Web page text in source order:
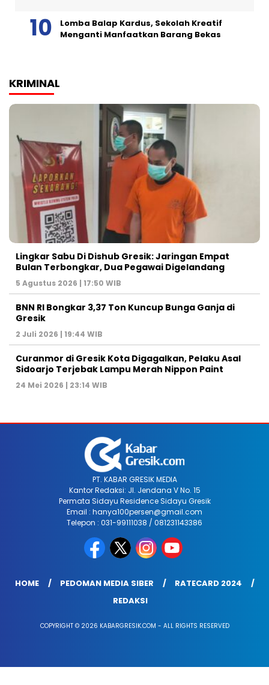
Lomba Balap Kardus, Sekolah Kreatif
Menganti Manfaatkan Barang Bekas
KRIMINAL
Lingkar Sabu Di Dishub Gresik: Jaringan Empat
Bulan Terbongkar, Dua Pegawai Digelandang
5 Agustus 2026 | 17:50 WIB
BNN RI Bongkar 3,37 Ton Kuncup Bunga Ganja di
Gresik
2 Juli 2026 | 19:44 WIB
Curanmor di Gresik Kota Digagalkan, Pelaku Asal
Sidoarjo Terjebak Lampu Merah Nippon Paint
24 Mei 2026 | 23:14 WIB
PT. KABAR GRESIK MEDIA
Kantor Redaksi: Jl. Jendana V No. 15
Permata Sidayu Residence Sidayu Gresik
Email : hanya100persen@gmail.com
Telepon : 031-99111038 / 081231143386
HOME PEDOMAN MEDIA SIBER
RATECARD 2024
REDAKSI
COPYRIGHT © 2026 KABARGRESIK.COM - ALL RIGHTS RESERVED